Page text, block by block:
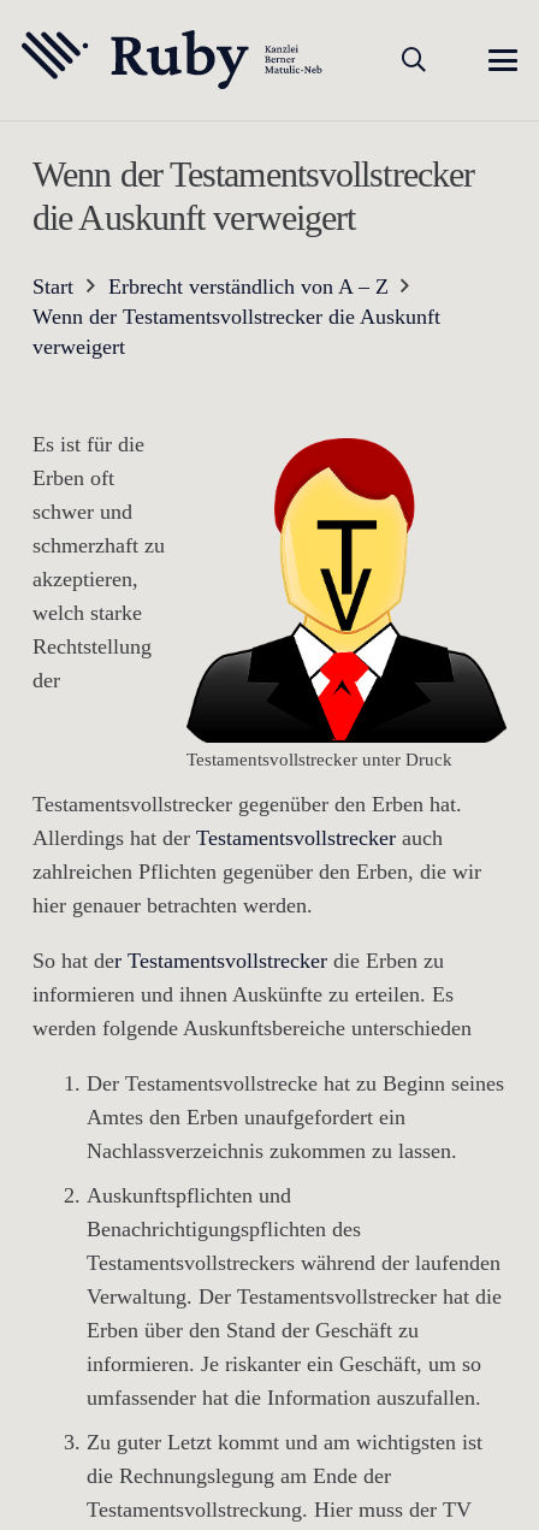
Wenn der Testamentsvollstrecker
die Auskunft verweigert
Start
Erbrecht verständlich von A – Z
Wenn der Testamentsvollstrecker die Auskunft
verweigert
Testamentsvollstrecker unter Druck
Es ist für die
Erben oft
schwer und
schmerzhaft zu
akzeptieren,
welch starke
Rechtstellung
der
Testamentsvollstrecker gegenüber den Erben hat.
Allerdings hat der Testamentsvollstrecker auch
zahlreichen Pflichten gegenüber den Erben, die wir
hier genauer betrachten werden.
So hat der Testamentsvollstrecker die Erben zu
informieren und ihnen Auskünfte zu erteilen. Es
werden folgende Auskunftsbereiche unterschieden
Der Testamentsvollstrecke hat zu Beginn seines
Amtes den Erben unaufgefordert ein
Nachlassverzeichnis zukommen zu lassen.
Auskunftspflichten und
Benachrichtigungspflichten des
Testamentsvollstreckers während der laufenden
Verwaltung. Der Testamentsvollstrecker hat die
Erben über den Stand der Geschäft zu
informieren. Je riskanter ein Geschäft, um so
umfassender hat die Information auszufallen.
Zu guter Letzt kommt und am wichtigsten ist
die Rechnungslegung am Ende der
Testamentsvollstreckung. Hier muss der TV